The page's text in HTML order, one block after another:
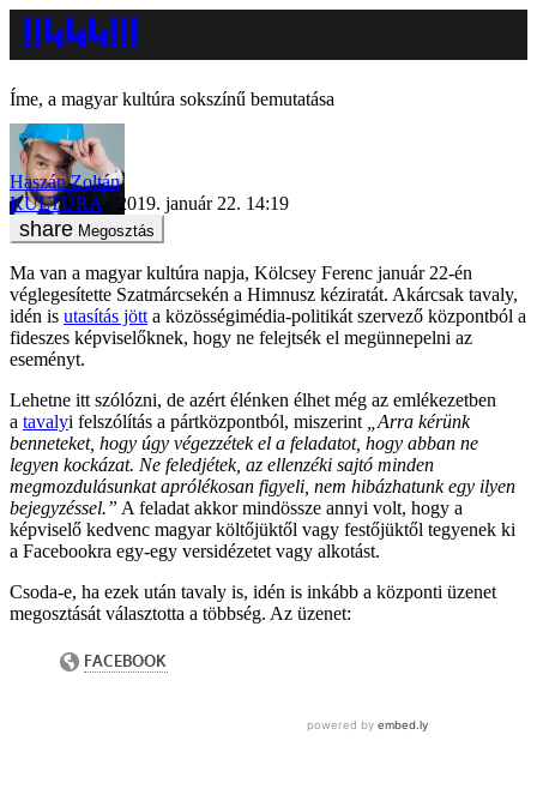
Íme, a magyar kultúra sokszínű bemutatása
Haszán Zoltán
KULTÚRA
2019. január 22. 14:19
Megosztás
Ma van a magyar kultúra napja, Kölcsey Ferenc január 22-én
véglegesítette Szatmárcsekén a Himnusz kéziratát. Akárcsak tavaly,
idén is utasítás jött a közösségimédia-politikát szervező központból a
fideszes képviselőknek, hogy ne felejtsék el megünnepelni az
eseményt.
Lehetne itt szólózni, de azért élénken élhet még az emlékezetben
a tavalyi felszólítás a pártközpontból, miszerint
„Arra kérünk
benneteket, hogy úgy végezzétek el a feladatot, hogy abban ne
legyen kockázat. Ne feledjétek, az ellenzéki sajtó minden
megmozdulásunkat aprólékosan figyeli, nem hibázhatunk egy ilyen
bejegyzéssel.” A feladat akkor mindössze annyi volt, hogy a
képviselő kedvenc magyar költőjüktől vagy festőjüktől tegyenek ki
a Facebookra egy-egy versidézetet vagy alkotást.
Csoda-e, ha ezek után tavaly is, idén is inkább a központi üzenet
megosztását választotta a többség. Az üzenet: